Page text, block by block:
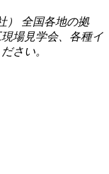
） 全国各地の拠
場見学会、各種イ
さい。